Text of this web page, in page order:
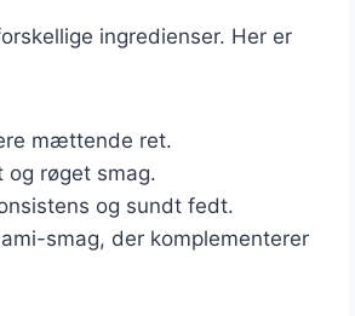
ingredienser. Her er
mættende ret.
og røget smag.
og sundt fedt.
smag, der komplementerer